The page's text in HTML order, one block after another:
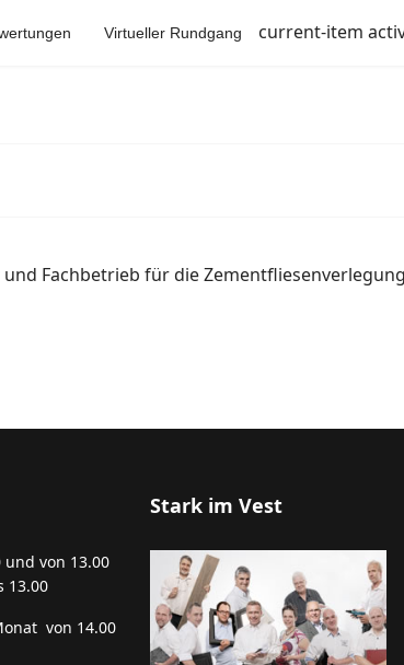
Virtueller Rundgang current-item
Fachbetrieb für die
und von 13.00
13.00
von 14.00
Stark im Vest